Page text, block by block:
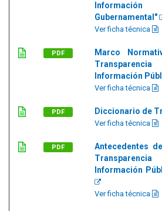
Gubernamental"
Ver ficha técnica
PDF
Marco
Información
Ver ficha técnica
PDF Diccionario de
Ver ficha técnica
PDF
Antecedentes
Información
Ver ficha técnica